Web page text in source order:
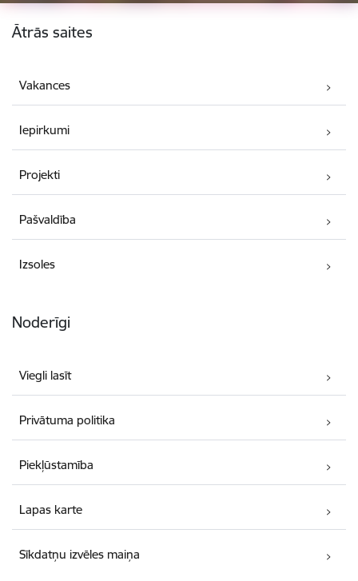
Kājene
Ātrās saites
Vakances
Iepirkumi
Projekti
Pašvaldība
Izsoles
Noderīgi
Viegli lasīt
Privātuma politika
Piekļūstamība
Lapas karte
Sīkdatņu izvēles maiņa